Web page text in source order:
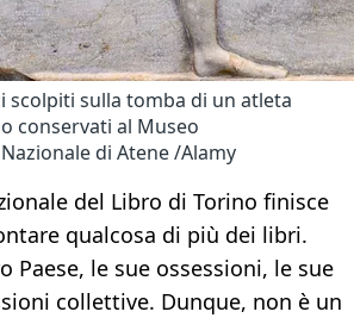
scolpiti sulla tomba di un atleta
conservati al Museo
di Atene /Alamy
del Libro di Torino finisce
qualcosa di più dei libri.
Paese, le sue ossessioni, le sue
collettive. Dunque, non è un